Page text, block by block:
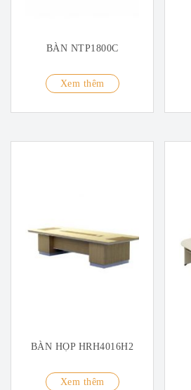
BÀN NTP1800C
Xem thêm
BÀN HỌP HRH4016H2
Xem thêm